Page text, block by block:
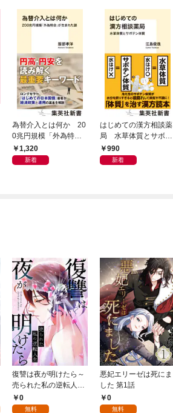
為替介入とは何か 20
0兆円規模「外為特
会」が生まれた謎
1,320
新着
はじめての漢方相談薬
局 水草体質とサボテ
ン体質
990
新着
復讐は夜が明けたら～
売られた私の逆転人生
(1)0
無料
悪妃エリーゼは死にま
した 第1話
0
無料